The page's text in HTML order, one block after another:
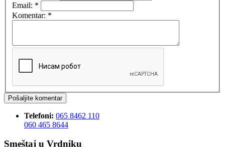
Email: *
Komentar: *
Telefoni: 065 8462 110
060 465 8644
Smeštaj u Vrdniku